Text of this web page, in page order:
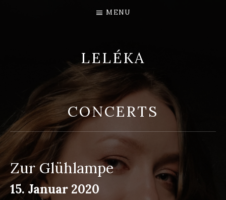
LELÉKA
MENU
СONCERTS
Zur Glühlampe
15. Januar 2020